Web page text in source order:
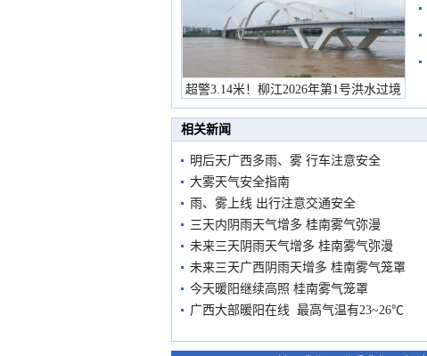
超警3.14米！柳江2026年第1号洪水过境
市民在堤岸见证汛况
相关新闻
明后天广西多雨、雾 行车注意安全
大雾天气安全指南
雨、雾上线 出行注意交通安全
三天内阴雨天气增多 桂南雾气弥漫
未来三天阴雨天气增多 桂南雾气弥漫
未来三天广西阴雨天增多 桂南雾气笼罩
今天暖阳继续高照 桂南雾气笼罩
广西大部暖阳在线 最高气温有23~26℃